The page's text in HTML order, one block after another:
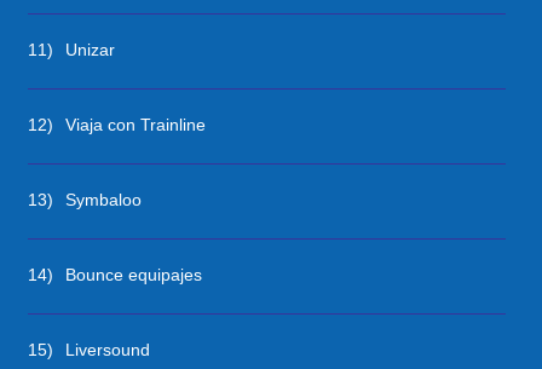
11) Unizar
12) Viaja con Trainline
13) Symbaloo
14) Bounce equipajes
15) Liversound